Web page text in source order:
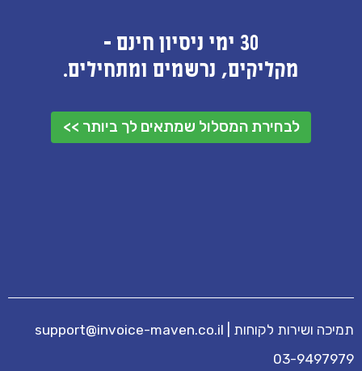
30 ימי ניסיון חינם -
מקליקים, נרשמים ומתחילים.
לבחירת המסלול שמתאים לך ביותר >>
תמיכה ושירות לקוחות support@invoice-maven.co.il
03-9497979